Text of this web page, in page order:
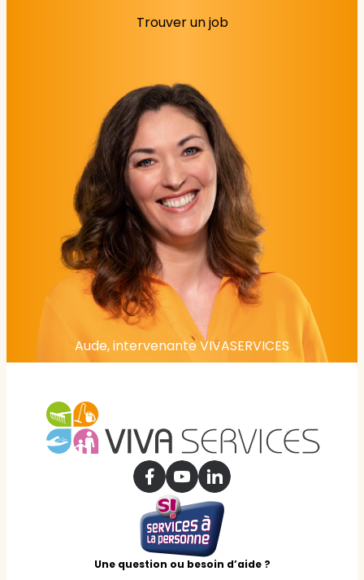
Trouver un job
Aude, intervenante VIVASERVICES
Une question ou besoin d’aide ?